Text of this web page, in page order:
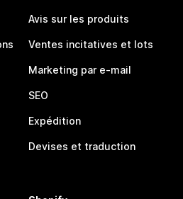
Avis sur les produits
Ventes incitatives et lots
Marketing par e-mail
SEO
Expédition
Devises et traduction